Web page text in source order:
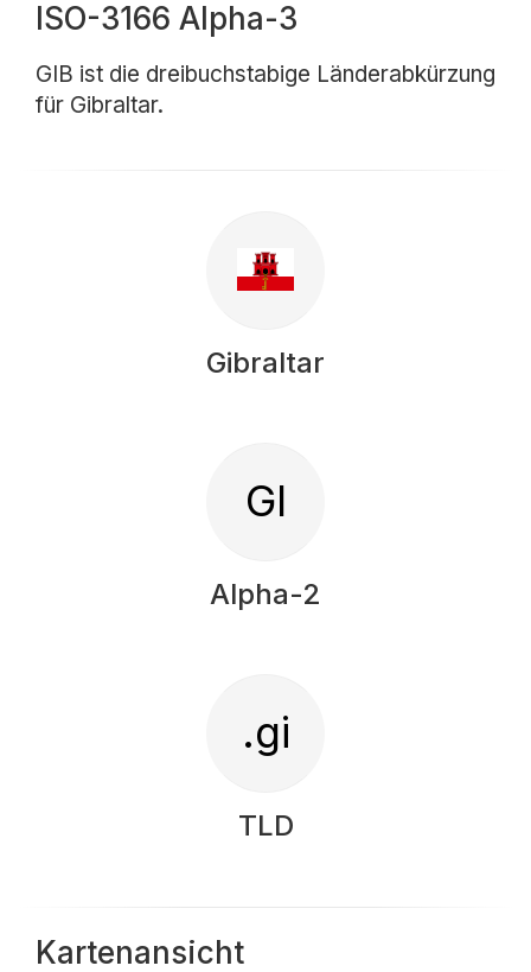
ISO-3166 Alpha-3
GIB ist die dreibuchstabige Länderabkürzung
für Gibraltar.
Gibraltar
GI
Alpha-2
.gi
TLD
Kartenansicht